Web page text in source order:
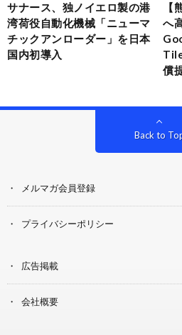
サナース、独ノイエロ製の港
湾荷役自動化機械「ニューマ
チックアンローダー」を日本
国内初導入
【
へ
償
Back to
メルマガ会員登録
プライバシーポリシー
広告掲載
会社概要